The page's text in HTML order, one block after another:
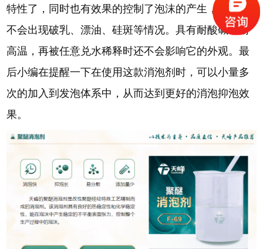
特性了，同时也有效果的控制了泡沫的产生，并且还
不会出现破乳、漂油、硅斑等情况。具有耐酸碱，耐
高温，再被任意兑水稀释时还不会影响它的外观。最
后小编在提醒一下在使用这款消泡剂时，可以小量多
次的加入到发泡体系中，从而达到更好的消泡抑泡效
果。